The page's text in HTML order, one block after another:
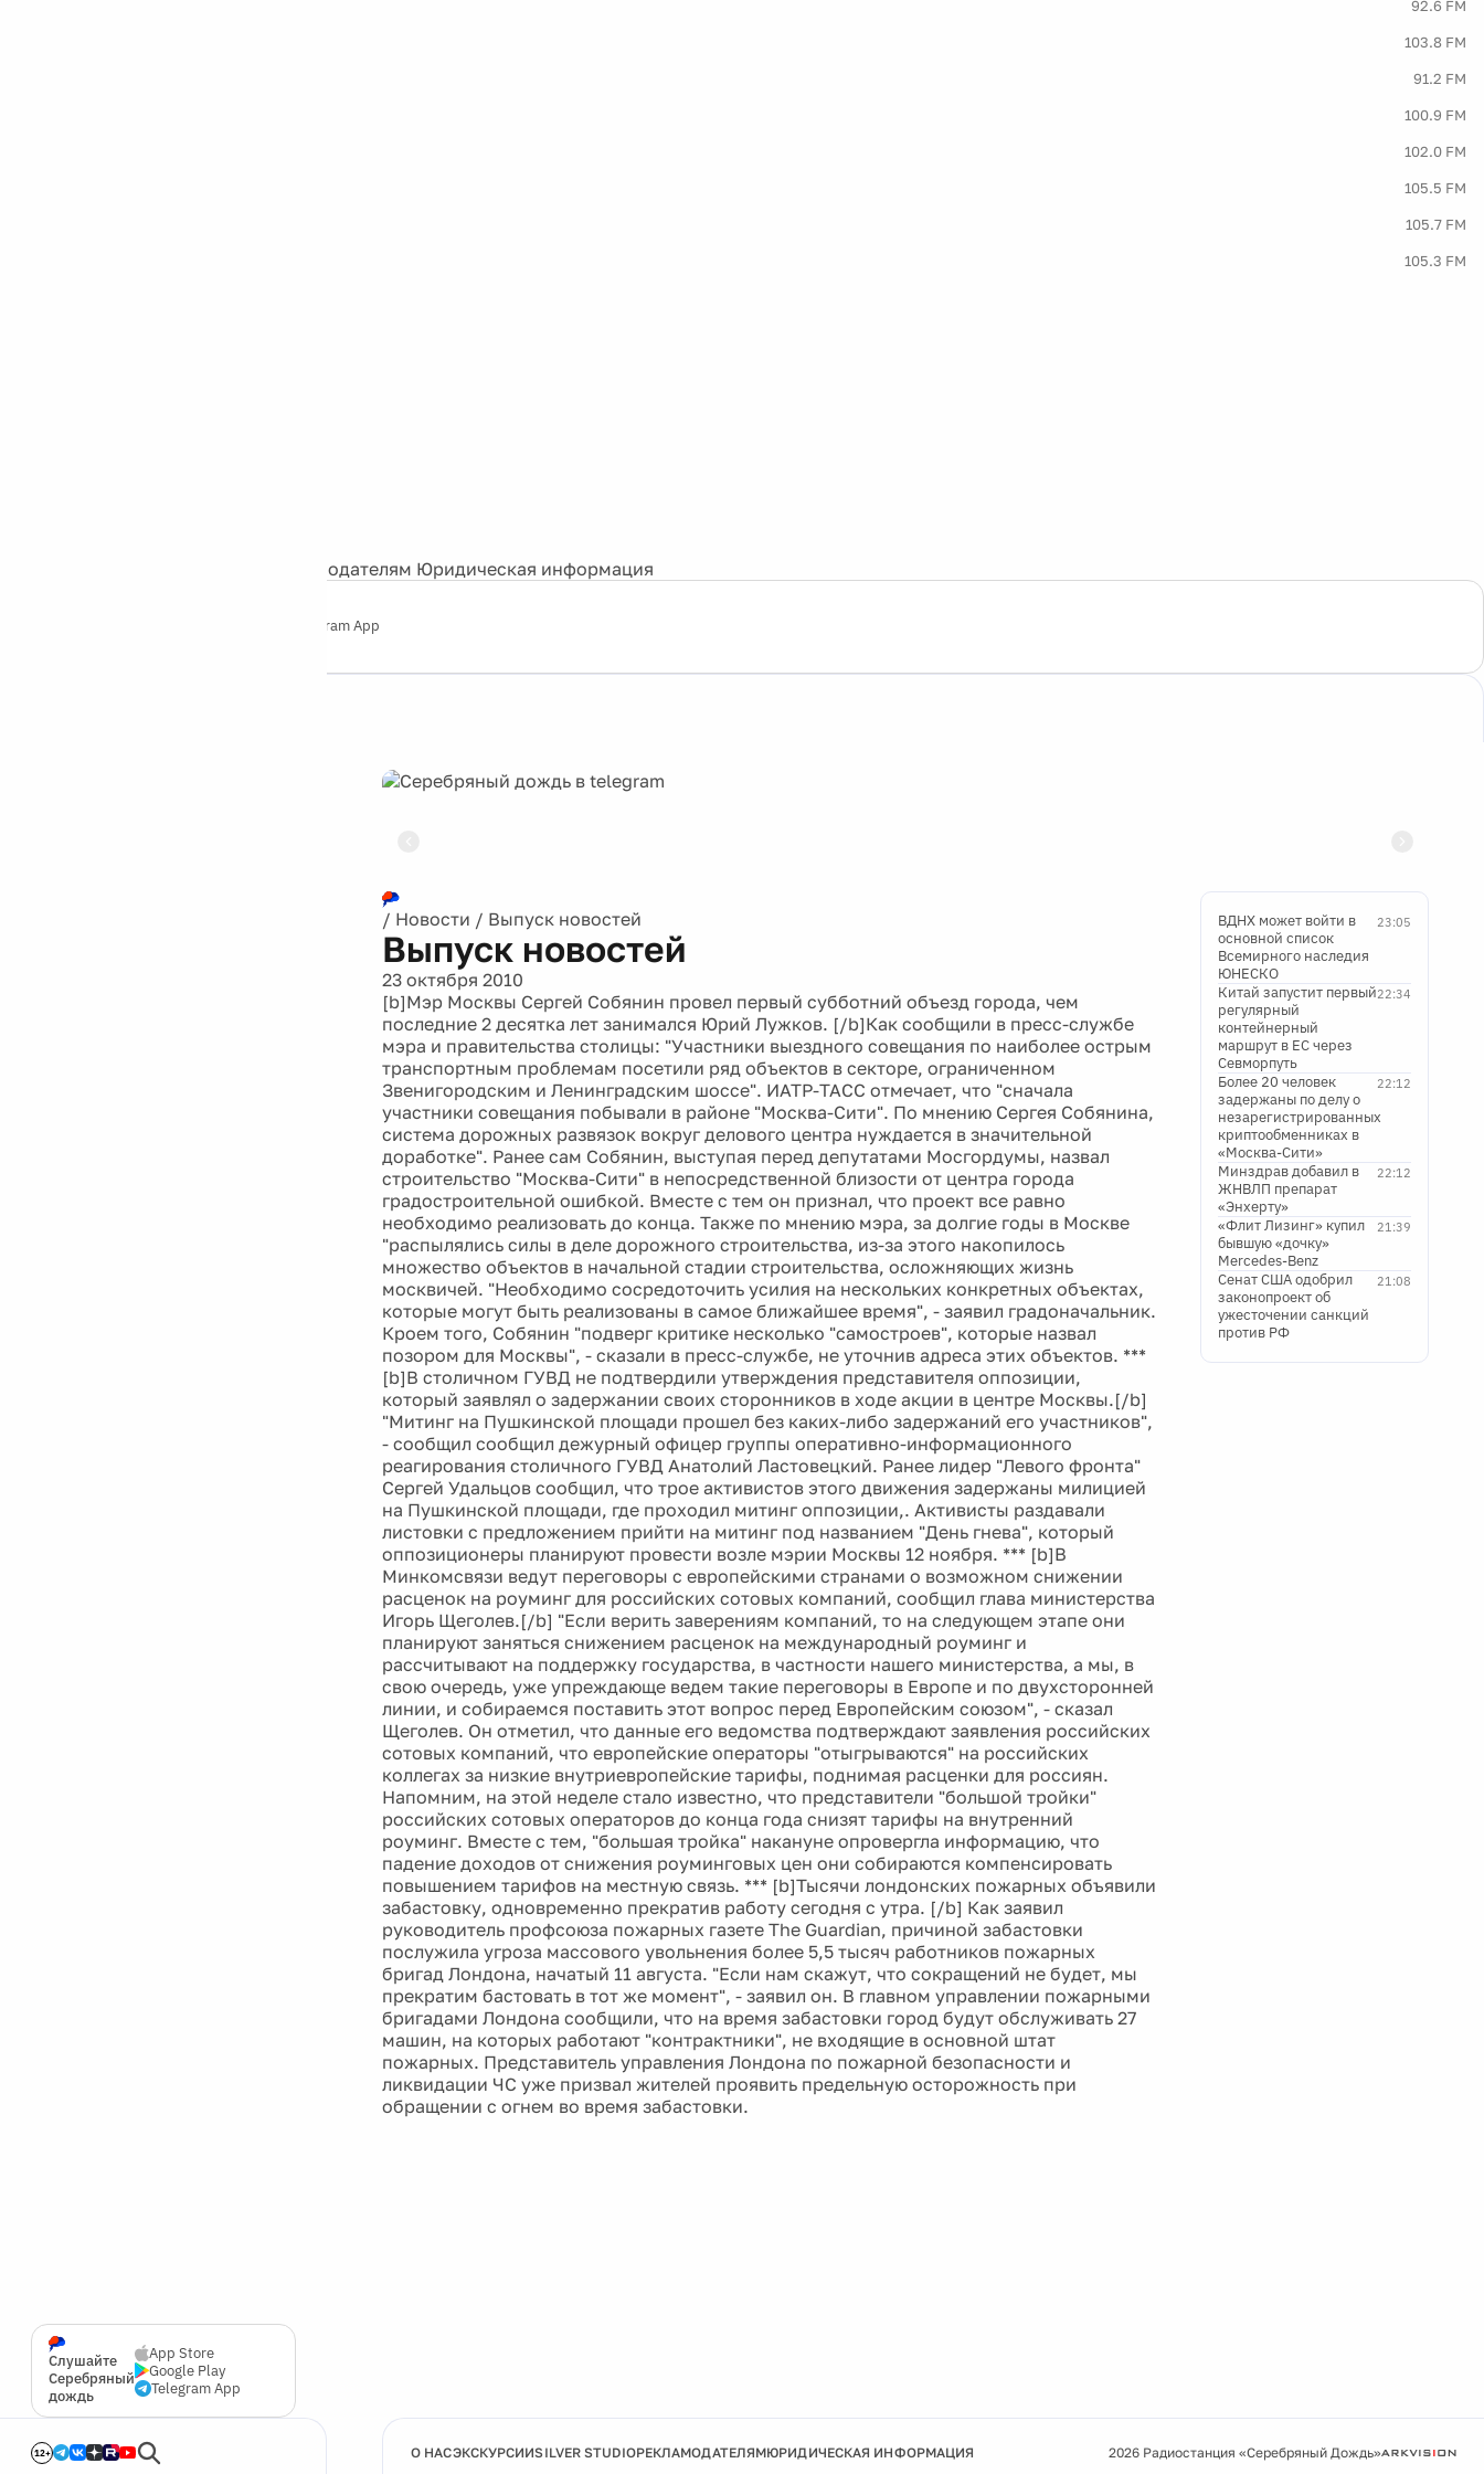
92.6 FM
103.8 FM
91.2 FM
100.9 FM
102.0 FM
105.5 FM
105.7 FM
105.3 FM
Рекламодателям Юридическая информация
Telegram App
Слушайте
Серебряный
дождь
App Store
Google Play
Telegram App
12+
/ Новости / Выпуск новостей
Выпуск новостей
23 октября 2010
[b]Мэр Москвы Сергей Собянин провел первый субботний объезд города, чем
последние 2 десятка лет занимался Юрий Лужков. [/b]Как сообщили в пресс-службе
мэра и правительства столицы: "Участники выездного совещания по наиболее острым
транспортным проблемам посетили ряд объектов в секторе, ограниченном
Звенигородским и Ленинградским шоссе". ИАТР-ТАСС отмечает, что "сначала
участники совещания побывали в районе "Москва-Сити". По мнению Сергея Собянина,
система дорожных развязок вокруг делового центра нуждается в значительной
доработке". Ранее сам Собянин, выступая перед депутатами Мосгордумы, назвал
строительство "Москва-Сити" в непосредственной близости от центра города
градостроительной ошибкой. Вместе с тем он признал, что проект все равно
необходимо реализовать до конца. Также по мнению мэра, за долгие годы в Москве
"распылялись силы в деле дорожного строительства, из-за этого накопилось
множество объектов в начальной стадии строительства, осложняющих жизнь
москвичей. "Необходимо сосредоточить усилия на нескольких конкретных объектах,
которые могут быть реализованы в самое ближайшее время", - заявил градоначальник.
Кроем того, Собянин "подверг критике несколько "самостроев", которые назвал
позором для Москвы", - сказали в пресс-службе, не уточнив адреса этих объектов. ***
[b]В столичном ГУВД не подтвердили утверждения представителя оппозиции,
который заявлял о задержании своих сторонников в ходе акции в центре Москвы.[/b]
"Митинг на Пушкинской площади прошел без каких-либо задержаний его участников",
- сообщил сообщил дежурный офицер группы оперативно-информационного
реагирования столичного ГУВД Анатолий Ластовецкий. Ранее лидер "Левого фронта"
Сергей Удальцов сообщил, что трое активистов этого движения задержаны милицией
на Пушкинской площади, где проходил митинг оппозиции,. Активисты раздавали
листовки с предложением прийти на митинг под названием "День гнева", который
оппозиционеры планируют провести возле мэрии Москвы 12 ноября. *** [b]В
Минкомсвязи ведут переговоры с европейскими странами о возможном снижении
расценок на роуминг для российских сотовых компаний, сообщил глава министерства
Игорь Щеголев.[/b] "Если верить заверениям компаний, то на следующем этапе они
планируют заняться снижением расценок на международный роуминг и
рассчитывают на поддержку государства, в частности нашего министерства, а мы, в
свою очередь, уже упреждающе ведем такие переговоры в Европе и по двухсторонней
линии, и собираемся поставить этот вопрос перед Европейским союзом", - сказал
Щеголев. Он отметил, что данные его ведомства подтверждают заявления российских
сотовых компаний, что европейские операторы "отыгрываются" на российских
коллегах за низкие внутриевропейские тарифы, поднимая расценки для россиян.
Напомним, на этой неделе стало известно, что представители "большой тройки"
российских сотовых операторов до конца года снизят тарифы на внутренний
роуминг. Вместе с тем, "большая тройка" накануне опровергла информацию, что
падение доходов от снижения роуминговых цен они собираются компенсировать
повышением тарифов на местную связь. *** [b]Тысячи лондонских пожарных объявили
забастовку, одновременно прекратив работу сегодня с утра. [/b] Как заявил
руководитель профсоюза пожарных газете The Guardian, причиной забастовки
послужила угроза массового увольнения более 5,5 тысяч работников пожарных
бригад Лондона, начатый 11 августа. "Если нам скажут, что сокращений не будет, мы
прекратим бастовать в тот же момент", - заявил он. В главном управлении пожарными
бригадами Лондона сообщили, что на время забастовки город будут обслуживать 27
машин, на которых работают "контрактники", не входящие в основной штат
пожарных. Представитель управления Лондона по пожарной безопасности и
ликвидации ЧС уже призвал жителей проявить предельную осторожность при
обращении с огнем во время забастовки.
23:05
ВДНХ может войти в
основной список
Всемирного наследия
ЮНЕСКО
22:34
Китай запустит первый
регулярный
контейнерный
маршрут в ЕС через
Севморпуть
22:12
Более 20 человек
задержаны по делу о
незарегистрированных
криптообменниках в
«Москва-Сити»
22:12
Минздрав добавил в
ЖНВЛП препарат
«Энхерту»
21:39
«Флит Лизинг» купил
бывшую «дочку»
Mercedes-Benz
21:08
Сенат США одобрил
законопроект об
ужесточении санкций
против РФ
О НАСЭКСКУРСИИSILVER STUDIOРЕКЛАМОДАТЕЛЯМЮРИДИЧЕСКАЯ ИНФОРМАЦИЯ 2026 Радиостанция «Серебряный Дождь»